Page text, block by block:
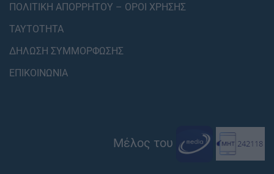
ΠΟΛΙΤΙΚΗ ΑΠΟΡΡΗΤΟΥ – ΟΡΟΙ ΧΡΗΣΗΣ
ΤΑΥΤΟΤΗΤΑ
ΔΗΛΩΣΗ ΣΥΜΜΟΡΦΩΣΗΣ
ΕΠΙΚΟΙΝΩΝΙΑ
Μέλος του